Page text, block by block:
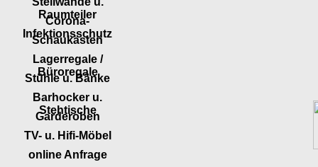
Raumteiler
Corona-
Infektionsschutz
Schaukästen
Lagerregale /
Büroregale
Stühle u. Bänke
Barhocker u.
Stehtische
Garderoben
TV- u. Hifi-Möbel
online Anfrage